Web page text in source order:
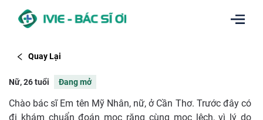
Quay Lại
Nữ, 26 tuổi Đang mở
Chào bác sĩ Em tên Mỹ Nhân, nữ, ở Cần Thơ. Trước đây có
đi khám chuẩn đoán mọc răng cùng mọc lệch, vì lý do